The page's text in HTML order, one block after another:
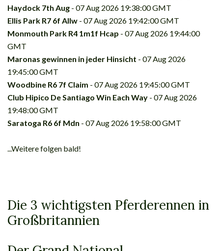
Haydock 7th Aug - 07 Aug 2026 19:38:00 GMT
Ellis Park R7 6f Allw - 07 Aug 2026 19:42:00 GMT
Monmouth Park R4 1m1f Hcap - 07 Aug 2026 19:44:00
GMT
Maronas gewinnen in jeder Hinsicht - 07 Aug 2026
19:45:00 GMT
Woodbine R6 7f Claim - 07 Aug 2026 19:45:00 GMT
Club Hipico De Santiago Win Each Way - 07 Aug 2026
19:48:00 GMT
Saratoga R6 6f Mdn - 07 Aug 2026 19:58:00 GMT
...Weitere folgen bald!
Die 3 wichtigsten Pferderennen in
Großbritannien